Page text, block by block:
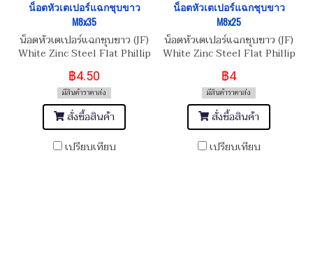
น็อตหัวเตเปอร์แฉกชุบขาว
M8x35
น็อตหัวเตเปอร์แฉกชุบขาว (JF)
White Zinc Steel Flat Phillip
Taper Head Screw
M8x1.25x35
฿4.50
มีสินค้าราคาส่ง
สั่งซื้อสินค้า
เปรียบเทียบ
น็อตหัวเตเปอร์แฉกชุบขาว
M8x25
น็อตหัวเตเปอร์แฉกชุบขาว (JF)
White Zinc Steel Flat Phillip
Taper Head Screw
M8x1.25x25
฿4
มีสินค้าราคาส่ง
สั่งซื้อสินค้า
เปรียบเทียบ